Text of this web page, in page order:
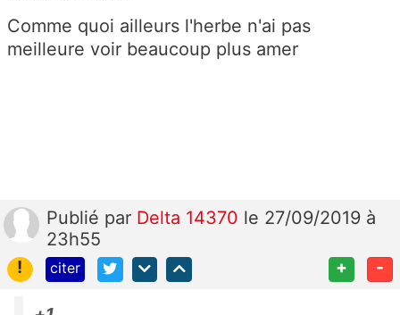
Comme quoi ailleurs l'herbe n'ai pas
meilleure voir beaucoup plus amer
Publié par Delta 14370 le 27/09/2019 à
23h55
!
citer + -